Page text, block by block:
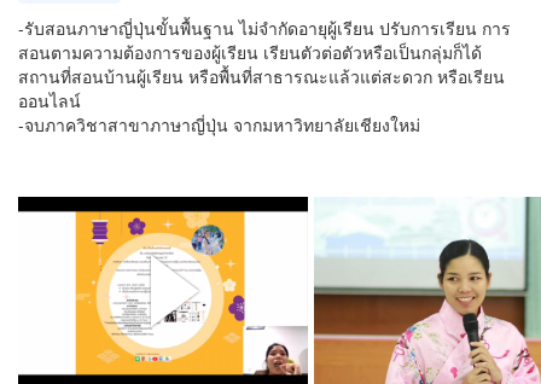
-รับสอนภาษาญี่ปุ่นขั้นพื้นฐาน ไม่จำกัดอายุผู้เรียน ปรับการเรียน การ
สอนตามความต้องการของผู้เรียน เรียนตัวต่อตัวหรือเป็นกลุ่มก็ได้
สถานที่สอนบ้านผู้เรียน หรือพื้นที่สาธารณะแล้วแต่สะดวก หรือเรียน
ออนไลน์
-จบภาควิชาสาขาภาษาญี่ปุ่น จากมหาวิทยาลัยเชียงใหม่